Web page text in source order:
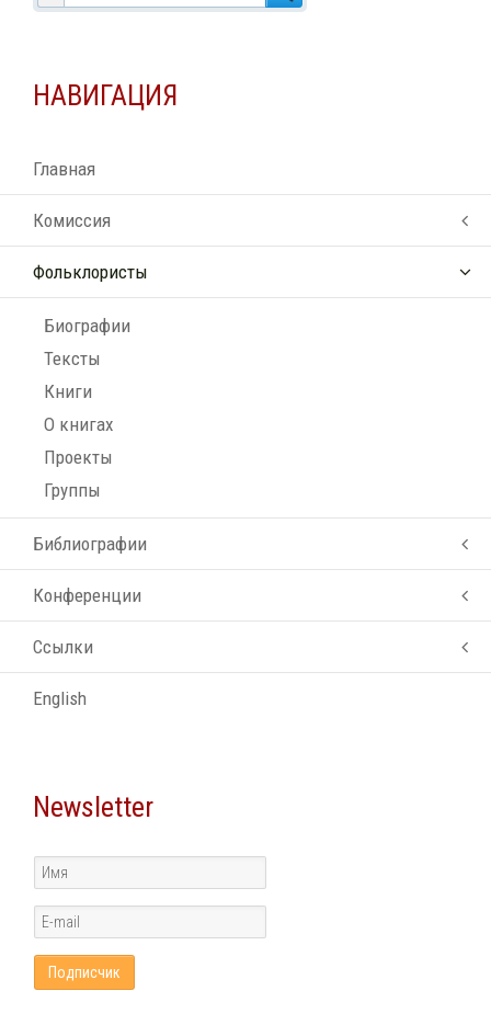
НАВИГАЦИЯ
Главная
Комиссия
Фольклористы
Биографии
Тексты
Книги
О книгах
Проекты
Группы
Библиографии
Конференции
Ссылки
English
Newsletter